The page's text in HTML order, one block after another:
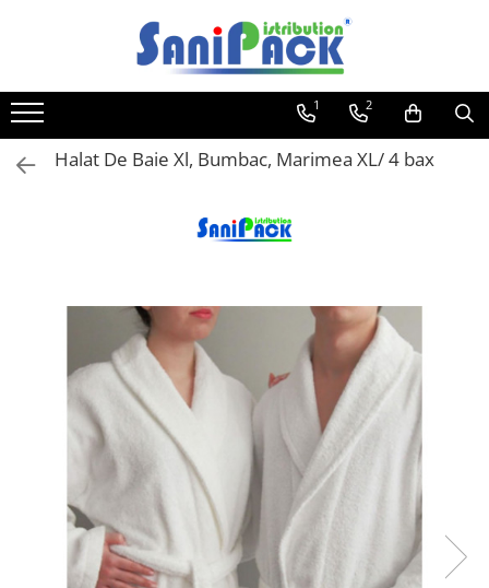
Toate Produsele
Produse de Curatenie
Sapunuri Lichide
Detergenti pentru Rufe
Spalare Automata
Spalare Manuala
Detergenti Degresanti
Detergenti Dezincrustanti
Detergenti Pardoseli
Detergenti Dezinfectanti
Detergenti Universali
Produse pentru Piscina
Detergenti Ultra-Concentrati
1 2
Halat De Baie Xl, Bumbac, Marimea XL/ 4 bax